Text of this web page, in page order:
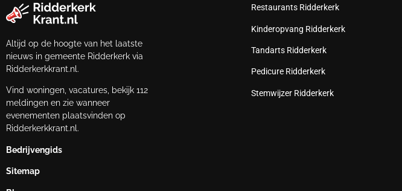
Altijd op de hoogte van het laatste
nieuws in gemeente Ridderkerk via
Ridderkerkkrant.nl.
Vind woningen, vacatures, bekijk 112
meldingen en zie wanneer
evenementen plaatsvinden op
Ridderkerkkrant.nl.
Bedrijvengids
Sitemap
Restaurants Ridderkerk
Kinderopvang Ridderkerk
Tandarts Ridderkerk
Pedicure Ridderkerk
Stemwijzer Ridderkerk